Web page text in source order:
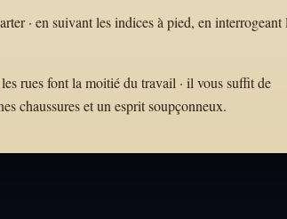
· en suivant les indices à pied, en interrogeant
rues font la moitié du travail · il vous suffit de
chaussures et un esprit soupçonneux.